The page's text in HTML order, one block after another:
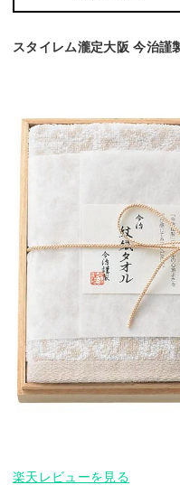
スタイレム瀧定大阪 今治謹
楽天レビューを見る